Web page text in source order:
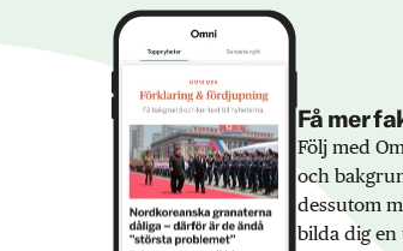
Få mer
Följ med
och
dessutom
bilda dig